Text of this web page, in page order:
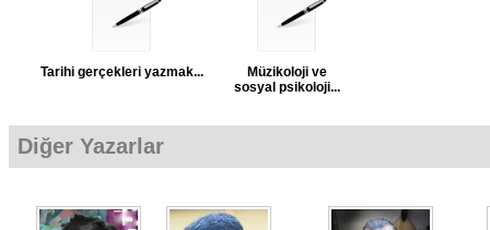
Tarihi gerçekleri yazmak...
Müzikoloji ve
sosyal psikoloji...
Diğer Yazarlar